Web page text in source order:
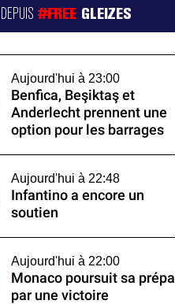
DEPUIS#FREE GLEIZES
Aujourd'hui à 23:00
Benfica, Beşiktaş et
Anderlecht prennent une
option pour les barrages
Aujourd'hui à 22:48
Infantino a encore un
soutien
Aujourd'hui à 22:00
Monaco poursuit sa prépa
par une victoire